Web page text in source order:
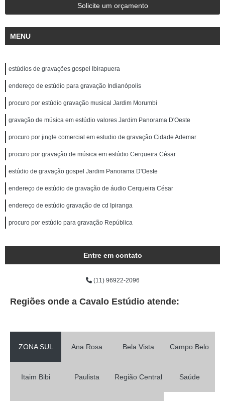
Solicite um orçamento
MENU
estúdios de gravações gospel Ibirapuera
endereço de estúdio para gravação Indianópolis
procuro por estúdio gravação musical Jardim Morumbi
gravação de música em estúdio valores Jardim Panorama D'Oeste
procuro por jingle comercial em estudio de gravação Cidade Ademar
procuro por gravação de música em estúdio Cerqueira César
estúdio de gravação gospel Jardim Panorama D'Oeste
endereço de estúdio de gravação de áudio Cerqueira César
endereço de estúdio gravação de cd Ipiranga
procuro por estúdio para gravação República
Entre em contato
(11) 96922-2096
Regiões onde a Cavalo Estúdio atende:
ZONA SUL Ana Rosa Bela Vista Campo Belo
Itaim Bibi Paulista Região Central Saúde